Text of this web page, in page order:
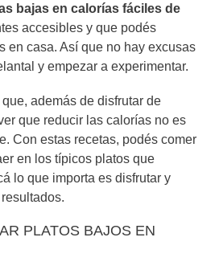
bajas en calorías fáciles de
accesibles y que podés
en casa. Así que no hay excusas
y empezar a experimentar.
además de disfrutar de
que reducir las calorías no es
Con estas recetas, podés comer
en los típicos platos que
lo que importa es disfrutar y
PLATOS BAJOS EN